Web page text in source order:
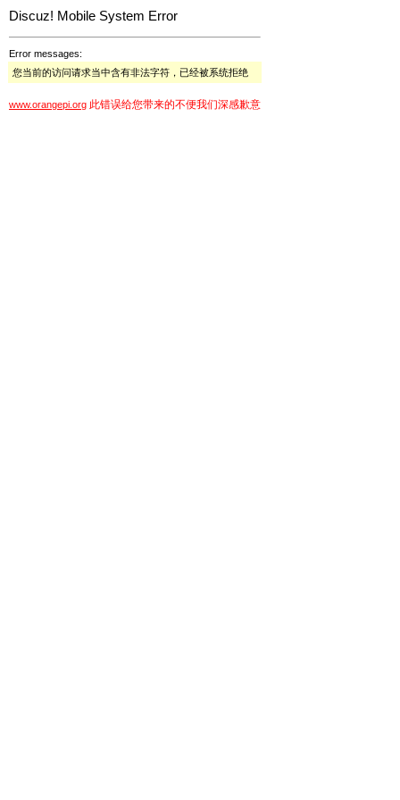
Discuz! Mobile System Error
Error messages:
您当前的访问请求当中含有非法字符，已经被系统拒绝
www.orangepi.org 此错误给您带来的不便我们深感歉意